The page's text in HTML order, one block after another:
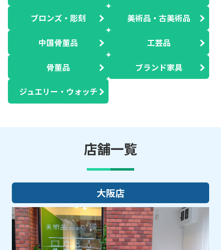
ブロンズ・彫刻 美術品・古美術品
中国骨董品 工芸品
骨董品 ブランド家具
ジュエリー・ウォッチ
店舗一覧
大阪店